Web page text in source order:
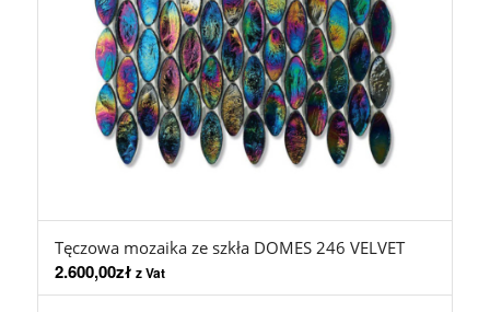
Tęczowa mozaika ze szkła DOMES 246 VELVET
2.600,00zł z Vat